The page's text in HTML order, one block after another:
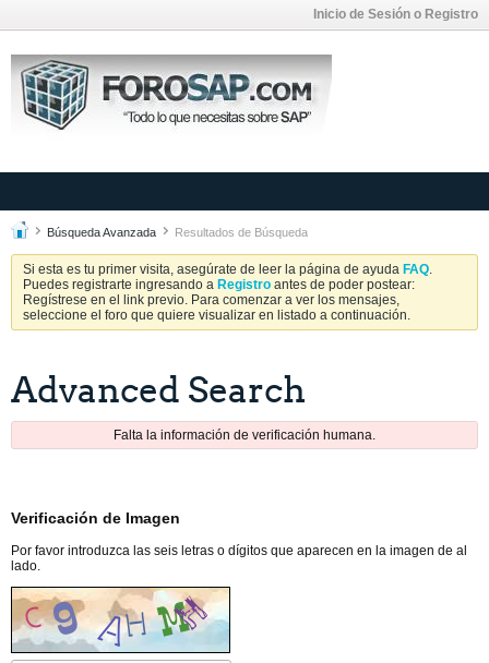
Inicio de Sesión o Registro
Búsqueda Avanzada Resultados de Búsqueda
Si esta es tu primer visita, asegúrate de leer la página de ayuda FAQ.
Puedes registrarte ingresando a Registro antes de poder postear:
Regístrese en el link previo. Para comenzar a ver los mensajes,
seleccione el foro que quiere visualizar en listado a continuación.
Advanced Search
Falta la información de verificación humana.
Verificación de Imagen
Por favor introduzca las seis letras o dígitos que aparecen en la imagen de al
lado.